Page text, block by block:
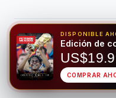
© 2026 Fútbol Mundial®.
para fines de
responsable.
Juego Responsable
Hecho para el deporte rey •
DISPONIBLE
Edición de
COMPRAR